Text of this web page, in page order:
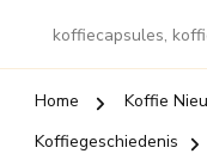
koffiecapsules,
Home Koffie
Koffiegeschiedenis